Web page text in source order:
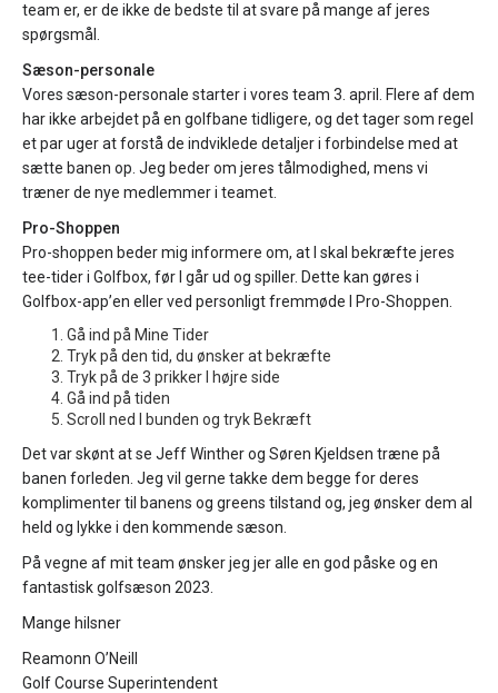
team er, er de ikke de bedste til at svare på mange af jeres
spørgsmål.
Sæson-personale
Vores sæson-personale starter i vores team 3. april. Flere af dem
har ikke arbejdet på en golfbane tidligere, og det tager som regel
et par uger at forstå de indviklede detaljer i forbindelse med at
sætte banen op. Jeg beder om jeres tålmodighed, mens vi
træner de nye medlemmer i teamet.
Pro-Shoppen
Pro-shoppen beder mig informere om, at I skal bekræfte jeres
tee-tider i Golfbox, før I går ud og spiller. Dette kan gøres i
Golfbox-app’en eller ved personligt fremmøde I Pro-Shoppen.
Gå ind på Mine Tider
Tryk på den tid, du ønsker at bekræfte
Tryk på de 3 prikker I højre side
Gå ind på tiden
Scroll ned I bunden og tryk Bekræft
Det var skønt at se Jeff Winther og Søren Kjeldsen træne på
banen forleden. Jeg vil gerne takke dem begge for deres
komplimenter til banens og greens tilstand og, jeg ønsker dem al
held og lykke i den kommende sæson.
På vegne af mit team ønsker jeg jer alle en god påske og en
fantastisk golfsæson 2023.
Mange hilsner
Reamonn O’Neill
Golf Course Superintendent